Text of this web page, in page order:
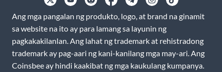
Ang mga pangalan ng produkto, logo, at brand na ginamit
sa website na ito ay para lamang sa layunin ng
pagkakakilanlan. Ang lahat ng trademark at rehistradong
trademark ay pag-aari ng kani-kanilang mga may-ari. Ang
Coinsbee ay hindi kaakibat ng mga kaukulang kumpanya.